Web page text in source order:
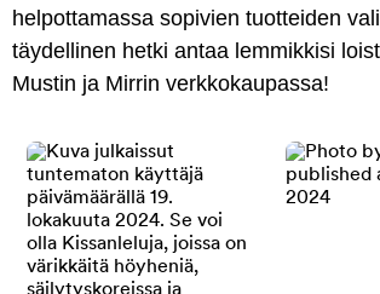
helpottamassa sopivien tuotteiden
täydellinen hetki antaa lemmikkisi
Mustin ja Mirrin verkkokaupassa!